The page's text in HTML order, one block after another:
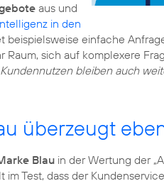
aus und
in den
beispielsweise einfache
sich auf komplexere
bleiben auch
überzeugt
Blau in der Wertung der
im Test, dass der